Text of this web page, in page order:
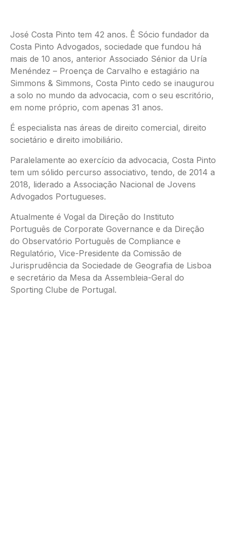
José Costa Pinto tem 42 anos. Ê Sócio fundador da
Costa Pinto Advogados, sociedade que fundou há
mais de 10 anos, anterior Associado Sénior da Uría
Menéndez – Proença de Carvalho e estagiário na
Simmons & Simmons, Costa Pinto cedo se inaugurou
a solo no mundo da advocacia, com o seu escritório,
em nome próprio, com apenas 31 anos.
É especialista nas áreas de direito comercial, direito
societário e direito imobiliário.
Paralelamente ao exercício da advocacia, Costa Pinto
tem um sólido percurso associativo, tendo, de 2014 a
2018, liderado a Associação Nacional de Jovens
Advogados Portugueses.
Atualmente é Vogal da Direção do Instituto
Português de Corporate Governance e da Direção
do Observatório Português de Compliance e
Regulatório, Vice-Presidente da Comissão de
Jurisprudência da Sociedade de Geografia de Lisboa
e secretário da Mesa da Assembleia-Geral do
Sporting Clube de Portugal.